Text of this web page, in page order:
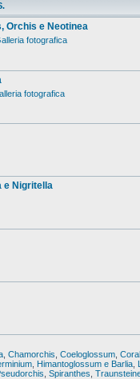
Orchis e Neotinea
fotografica
fotografica
e Nigritella
Chamorchis Coeloglossum
Himantoglossum e Barlia
Spiranthes